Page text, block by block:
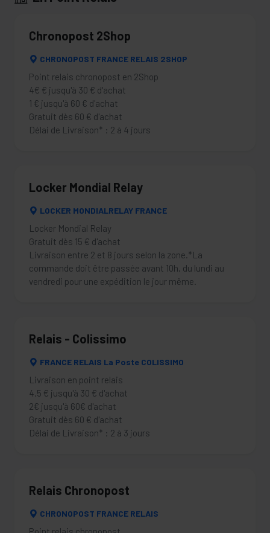
Chronopost 2Shop
CHRONOPOST FRANCE RELAIS 2SHOP
Point relais chronopost en 2Shop
4€ € jusqu'à 30 € d'achat
1 € jusqu'à 60 € d'achat
Gratuit dès 60 € d'achat
Délai de Livraison* : 2 à 4 jours
Locker Mondial Relay
LOCKER MONDIALRELAY FRANCE
Locker Mondial Relay
Gratuit dès 15 € d'achat
Livraison entre 2 et 8 jours selon la zone.*La
commande doit être passée avant 10h, du lundi au
vendredi pour une expédition le jour même.
Relais - Colissimo
FRANCE RELAIS La Poste COLISSIMO
Livraison en point relais
4.5 € jusqu'à 30 € d'achat
2€ jusqu'à 60€ d'achat
Gratuit dès 60 € d'achat
Délai de Livraison* : 2 à 3 jours
Relais Chronopost
CHRONOPOST FRANCE RELAIS